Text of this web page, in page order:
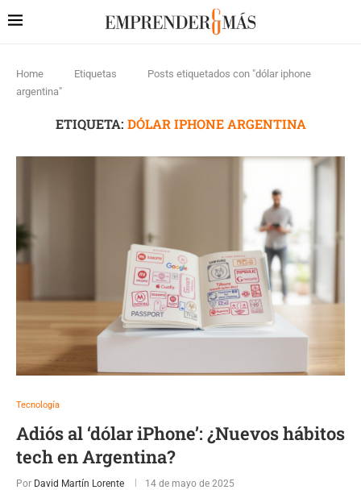
Home Etiquetas
Posts etiquetados con "dólar iphone
argentina"
ETIQUETA: DÓLAR IPHONE ARGENTINA
Tecnología
Adiós al ‘dólar iPhone’: ¿Nuevos hábitos
tech en Argentina?
Por David Martín Lorente 14 de mayo de 2025